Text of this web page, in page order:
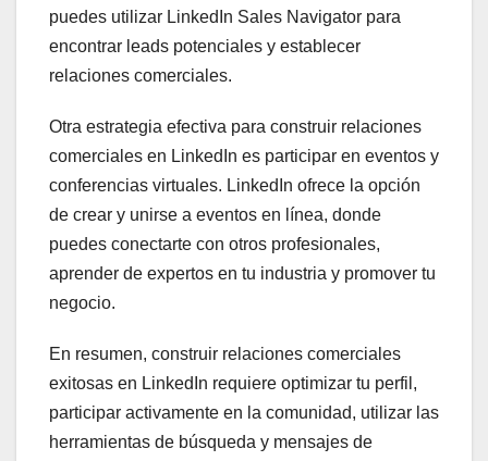
puedes utilizar LinkedIn Sales Navigator para
encontrar leads potenciales y establecer
relaciones comerciales.
Otra estrategia efectiva para construir relaciones
comerciales en LinkedIn es participar en eventos y
conferencias virtuales. LinkedIn ofrece la opción
de crear y unirse a eventos en línea, donde
puedes conectarte con otros profesionales,
aprender de expertos en tu industria y promover tu
negocio.
En resumen, construir relaciones comerciales
exitosas en LinkedIn requiere optimizar tu perfil,
participar activamente en la comunidad, utilizar las
herramientas de búsqueda y mensajes de